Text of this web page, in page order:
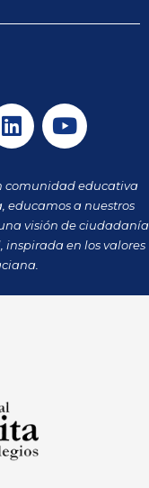
L
i
k
e
d
i
n
Y
o
t
u
b
e
comunidad educativa
educamos a nuestros
visión de ciudadanía
en los valores